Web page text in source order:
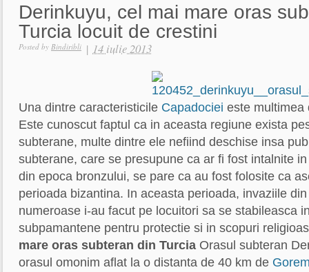
Derinkuyu, cel mai mare oras
Turcia locuit de crestini
Posted by Bindiribli | 14 iulie 2013
Una dintre caracteristicile Capadociei este multimea
Este cunoscut faptul ca in aceasta regiune exista
subterane, multe dintre ele nefiind deschise insa
subterane, care se presupune ca ar fi fost intalnite
din epoca bronzului, se pare ca au fost folosite ca
perioada bizantina. In aceasta perioada, invaziile
numeroase i-au facut pe locuitori sa se stabileasca
subpamantene pentru protectie si in scopuri
mare oras subteran din Turcia Orasul subteran
orasul omonim aflat la o distanta de 40 km de